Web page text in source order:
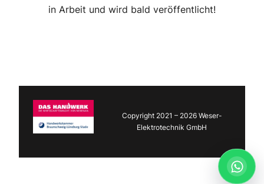
in Arbeit und wird bald veröffentlicht!
Copyright 2021 – 2026 Weser-
Elektrotechnik GmbH